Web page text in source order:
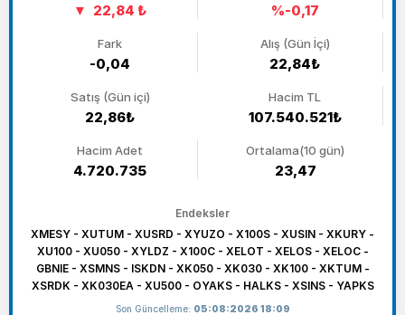
22,84 ₺ %-0,17
Fark
-0,04
Alış (Gün İçi)
22,84₺
Satış (Gün içi)
22,86₺
Hacim TL
107.540.521₺
Hacim Adet
4.720.735
Ortalama(10 gün)
23,47
Endeksler
XMESY - XUTUM - XUSRD - XYUZO - X100S - XUSIN - XKURY -
XU100 - XU050 - XYLDZ - X100C - XELOT - XELOS - XELOC -
GBNIE - XSMNS - ISKDN - XK050 - XK030 - XK100 - XKTUM -
XSRDK - XK030EA - XU500 - OYAKS - HALKS - XSINS - YAPKS
Son Güncelleme: 05:08:2026 18:09